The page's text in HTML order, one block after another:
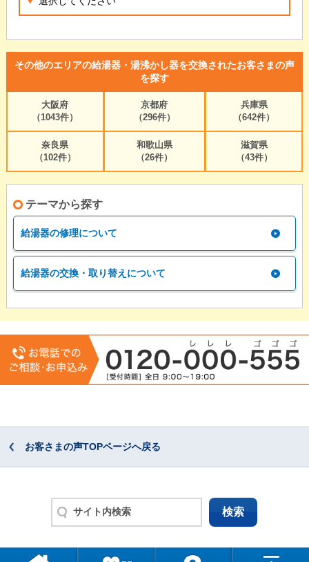
その他のエリアの給湯器・湯沸かし器を交換されたお客さまの声
を探す
大阪府
（1043件）
京都府
（296件）
兵庫県
（642件）
奈良県
（102件）
和歌山県
（26件）
滋賀県
（43件）
テーマから探す
給湯器の修理について
給湯器の交換・取り替えについて
お客さまの声TOPページへ戻る